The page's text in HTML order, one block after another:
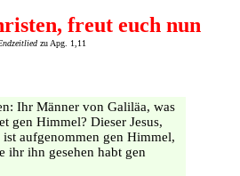
freut euch nun
zu Apg. 1,11
Ihr Männer von Galiläa, was
gen Himmel? Dieser Jesus,
aufgenommen gen Himmel,
ihr ihn gesehen habt gen